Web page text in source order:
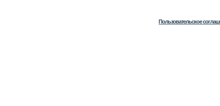
Пользовательское